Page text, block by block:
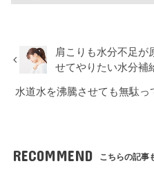
肩こりも水分不足が
せてやりたい水分補
水道水を沸騰させても無駄
RECOMMEND こちらの記事